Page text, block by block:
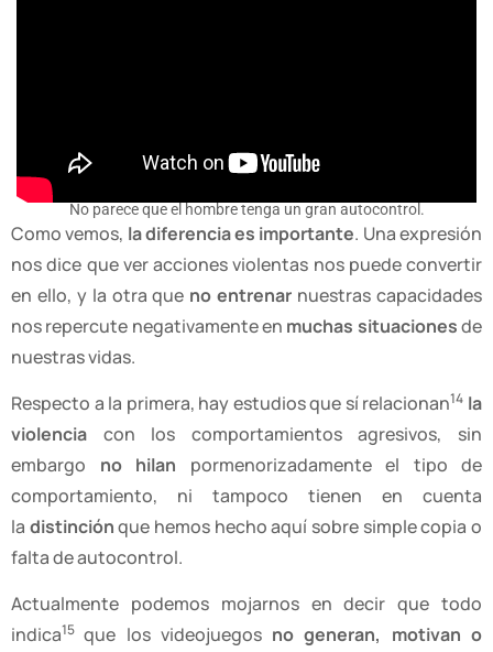
No parece que el hombre tenga un gran autocontrol.
Como vemos, la diferencia es importante. Una expresión
nos dice que ver acciones violentas nos puede convertir
en ello, y la otra que no entrenar nuestras capacidades
nos repercute negativamente en muchas situacionesde
nuestras vidas.
Respecto a la primera, hay estudios que sí relacionan14 la
violencia con los comportamientos agresivos, sin
embargo no hilan pormenorizadamente el tipo de
comportamiento, ni tampoco tienen en cuenta
la distinciónque hemos hecho aquí sobre simple copia o
falta de autocontrol.
Actualmente podemos mojarnos en decir que todo
indica15 que los videojuegos no generan, motivan o